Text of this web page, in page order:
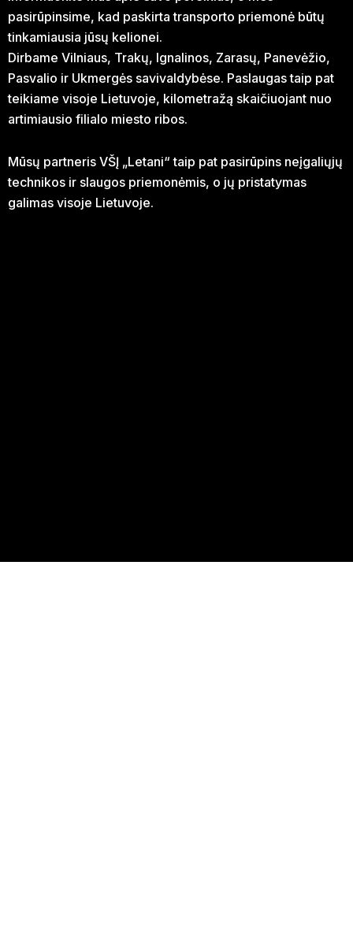
pasirūpinsime, kad paskirta transporto priemonė būtų
tinkamiausia jūsų kelionei.
Dirbame Vilniaus, Trakų, Ignalinos, Zarasų, Panevėžio,
Pasvalio ir Ukmergės savivaldybėse. Paslaugas taip pat
teikiame visoje Lietuvoje, kilometražą skaičiuojant nuo
artimiausio filialo miesto ribos.
Mūsų partneris VŠĮ „Letani“ taip pat pasirūpins neįgaliųjų
technikos ir slaugos priemonėmis, o jų pristatymas
galimas visoje Lietuvoje.